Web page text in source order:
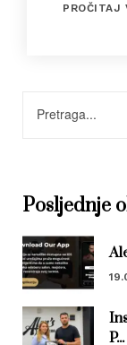
PROČITAJ
Posljednje
P...